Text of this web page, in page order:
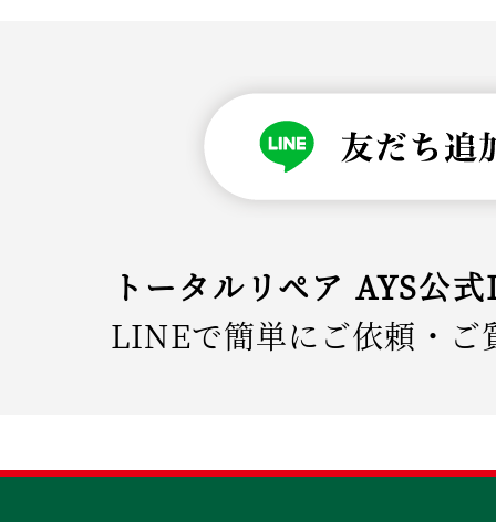
トータルリペア AYS公
LINEで簡単にご依頼・ご